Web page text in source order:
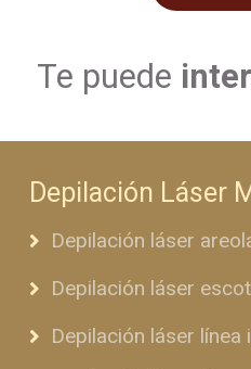
Te puede
Depilación Láser
Depilación láser
Depilación láser
Depilación láser línea